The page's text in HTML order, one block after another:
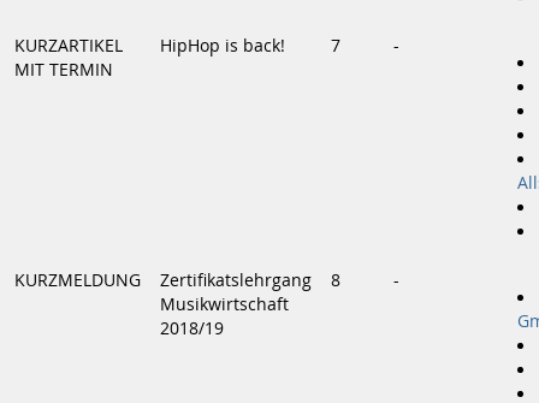
KURZARTIKEL
MIT TERMIN
HipHop is back! 7 -
KURZMELDUNG
Zertifikatslehrgang
Musikwirtschaft
2018/19
8
-